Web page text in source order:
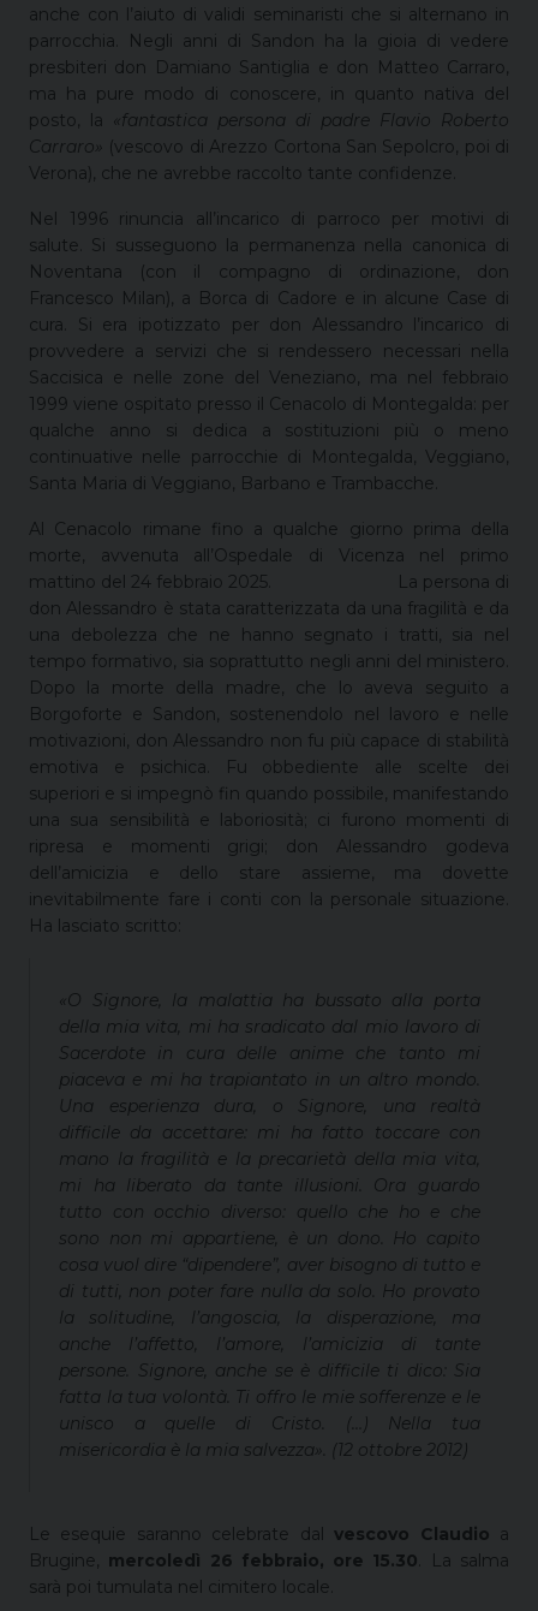
anche con l’aiuto di validi seminaristi che si alternano in
parrocchia. Negli anni di Sandon ha la gioia di vedere
presbiteri don Damiano Santiglia e don Matteo Carraro,
ma ha pure modo di conoscere, in quanto nativa del
posto, la «fantastica persona di padre Flavio Roberto
Carraro» (vescovo di Arezzo Cortona San Sepolcro, poi di
Verona), che ne avrebbe raccolto tante confidenze.
Nel 1996 rinuncia all’incarico di parroco per motivi di
salute. Si susseguono la permanenza nella canonica di
Noventana (con il compagno di ordinazione, don
Francesco Milan), a Borca di Cadore e in alcune Case di
cura. Si era ipotizzato per don Alessandro l’incarico di
provvedere a servizi che si rendessero necessari nella
Saccisica e nelle zone del Veneziano, ma nel febbraio
1999 viene ospitato presso il Cenacolo di Montegalda: per
qualche anno si dedica a sostituzioni più o meno
continuative nelle parrocchie di Montegalda, Veggiano,
Santa Maria di Veggiano, Barbano e Trambacche.
Al Cenacolo rimane fino a qualche giorno prima della
morte, avvenuta all’Ospedale di Vicenza nel primo
mattino del 24 febbraio 2025. La persona di
don Alessandro è stata caratterizzata da una fragilità e da
una debolezza che ne hanno segnato i tratti, sia nel
tempo formativo, sia soprattutto negli anni del ministero.
Dopo la morte della madre, che lo aveva seguito a
Borgoforte e Sandon, sostenendolo nel lavoro e nelle
motivazioni, don Alessandro non fu più capace di stabilità
emotiva e psichica. Fu obbediente alle scelte dei
superiori e si impegnò fin quando possibile, manifestando
una sua sensibilità e laboriosità; ci furono momenti di
ripresa e momenti grigi; don Alessandro godeva
dell’amicizia e dello stare assieme, ma dovette
inevitabilmente fare i conti con la personale situazione.
Ha lasciato scritto:
«O Signore, la malattia ha bussato alla porta
della mia vita, mi ha sradicato dal mio lavoro di
Sacerdote in cura delle anime che tanto mi
piaceva e mi ha trapiantato in un altro mondo.
Una esperienza dura, o Signore, una realtà
difficile da accettare: mi ha fatto toccare con
mano la fragilità e la precarietà della mia vita,
mi ha liberato da tante illusioni. Ora guardo
tutto con occhio diverso: quello che ho e che
sono non mi appartiene, è un dono. Ho capito
cosa vuol dire “dipendere”, aver bisogno di tutto e
di tutti, non poter fare nulla da solo. Ho provato
la solitudine, l’angoscia, la disperazione, ma
anche l’affetto, l’amore, l’amicizia di tante
persone. Signore, anche se è difficile ti dico: Sia
fatta la tua volontà. Ti offro le mie sofferenze e le
unisco a quelle di Cristo. (…) Nella tua
misericordia è la mia salvezza». (12 ottobre 2012)
Le esequie saranno celebrate dalvescovo Claudio a
Brugine, mercoledì 26 febbraio, ore 15.30 . La salma
sarà poi tumulata nel cimitero locale.